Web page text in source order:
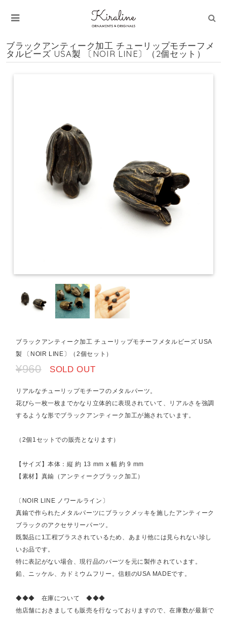
ブラックアンティーク加工 チューリップモチーフメ
タルビーズ USA製 〔NOIR LINE〕（2個セット）
ブラックアンティーク加工 チューリップモチーフメタルビーズ USA
製 〔NOIR LINE〕（2個セット）
¥960 SOLD OUT
リアルなチューリップモチーフのメタルパーツ。
花びら一枚一枚までかなり立体的に表現されていて、リアルさを強調
するような形でブラックアンティーク加工が施されています。
（2個1セットでの販売となります）
【サイズ】本体：縦 約 13 mm x 幅 約 9 mm
【素材】真鍮（アンティークブラック加工）
〔NOIR LINE ノワールライン〕
真鍮で作られたメタルパーツにブラックメッキを施したアンティーク
ブラックのアクセサリーパーツ。
既製品に1工程プラスされているため、あまり他には見られない珍し
いお品です。
特に表記がない場合、現行品のパーツを元に製作されています。
鉛、ニッケル、カドミウムフリー。信頼のUSA MADEです。
◆◆◆ 在庫について ◆◆◆
他店舗におきましても販売を行なっておりますので、在庫数が最新で